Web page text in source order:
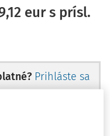
eur s prísl.
Prihláste sa